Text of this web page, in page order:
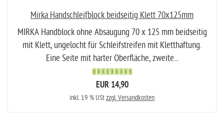
Mirka Handschleifblock beidseitig Klett 70x125mm
MIRKA Handblock ohne Absaugung 70 x 125 mm beidseitig
mit Klett, ungelocht für Schleifstreifen mit Kletthaftung.
Eine Seite mit harter Oberfläche, zweite...
EUR 14,90
inkl. 19 % UStzzgl. Versandkosten